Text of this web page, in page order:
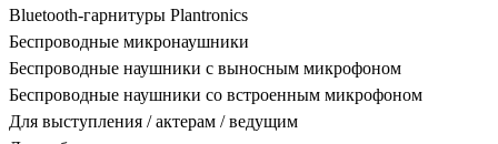
Bluetooth-гарнитуры Plantronics
Беспроводные микронаушники
Беспроводные наушники с выносным микрофоном
Беспроводные наушники со встроенным микрофоном
Для выступления / актерам / ведущим